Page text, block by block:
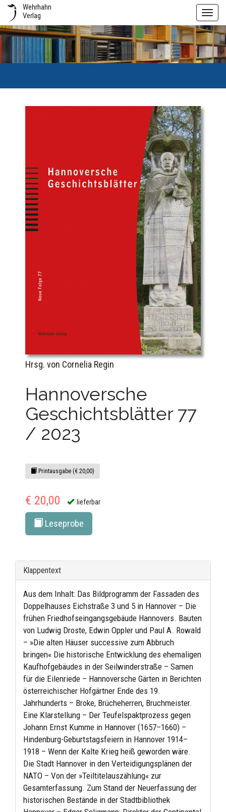
Wehrhahn
Verlag
Hrsg. von Cornelia Regin
Hannoversche
Geschichtsblätter 77
/ 2023
Printausgabe (€ 20,00)
€ 20,00 lieferbar
Leseprobe
Klappentext
Aus dem Inhalt: Das Bildprogramm der Fassaden des
Doppelhauses Eichstraße 3 und 5 in Hannover – Die
frühen Friedhofseingangsgebäude Hannovers. Bauten
von Ludwig Droste, Edwin Oppler und Paul A. Rowald
– »Die alten Häuser successive zum Abbruch
bringen« Die historische Entwicklung des ehemaligen
Kaufhofgebäudes in der Seilwinderstraße – Samen
für die Eilenriede – Hannoversche Gärten in Berichten
österreichischer Hofgärtner Ende des 19.
Jahrhunderts – Broke, Brücheherren, Bruchmeister.
Eine Klarstellung – Der Teufelspaktprozess gegen
Johann Ernst Kumme in Hannover (1657–1660) –
Hindenburg-Geburtstagsfeiern in Hannover 1914–
1918 – Wenn der Kalte Krieg heiß geworden wäre.
Die Stadt Hannover in den Verteidigungsplänen der
NATO – Von der »Teiltitelauszählung« zur
Gesamterfassung. Zum Stand der Neuerfassung der
historischen Bestände in der Stadtbibliothek